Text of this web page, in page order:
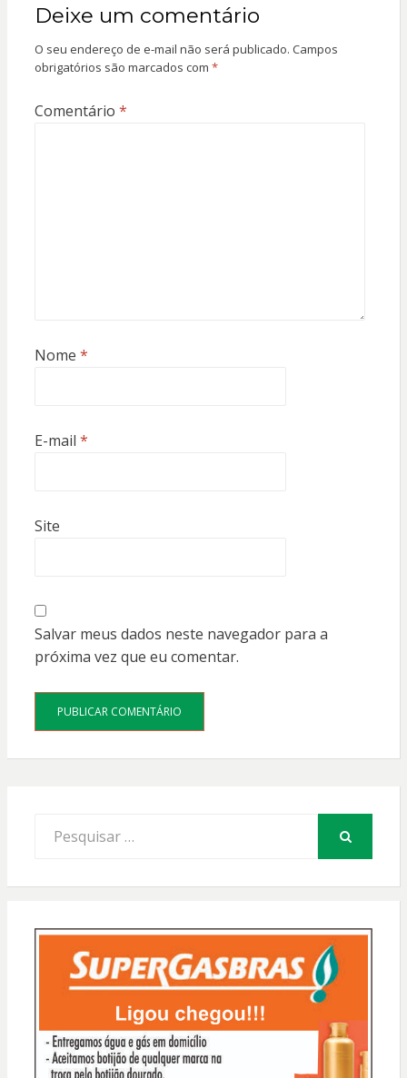
Deixe um comentário
O seu endereço de e-mail não será publicado. Campos
obrigatórios são marcados com *
Comentário *
Nome *
E-mail *
Site
Salvar meus dados neste navegador para a
próxima vez que eu comentar.
por: